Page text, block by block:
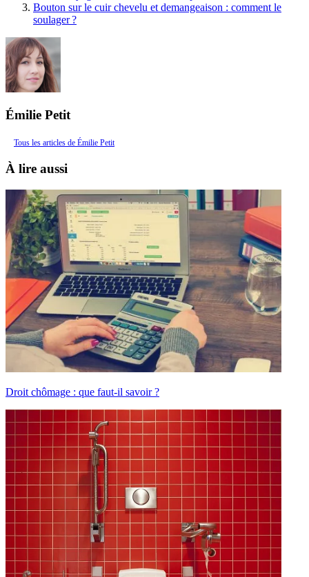
Bouton sur le cuir chevelu et demangeaison : comment le
soulager ?
Émilie Petit
Tous les articles de Émilie Petit
À lire aussi
Droit chômage : que faut-il savoir ?